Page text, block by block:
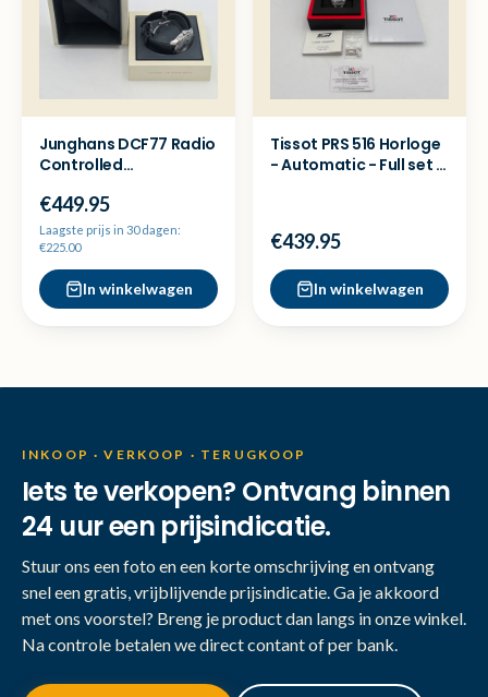
Junghans DCF77 Radio
Controlled
*zeldzaam!*
€449.95
Laagste prijs in 30 dagen:
€225.00
In winkelwagen
Tissot PRS 516 Horloge
- Automatic - Full set -
€439.95
In winkelwagen
INKOOP · VERKOOP · TERUGKOOP
Iets te verkopen? Ontvang binnen
24 uur een prijsindicatie.
Stuur ons een foto en een korte omschrijving en ontvang
snel een gratis, vrijblijvende prijsindicatie. Ga je akkoord
met ons voorstel? Breng je product dan langs in onze winkel.
Na controle betalen we direct contant of per bank.